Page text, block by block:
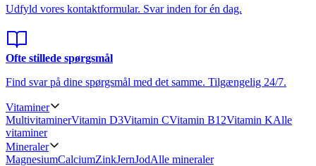
Udfyld vores kontaktformular. Svar inden for én dag.
Ofte stillede spørgsmål
Find svar på dine spørgsmål med det samme. Tilgængelig 24/7.
Vitaminer
MultivitaminerVitamin D3Vitamin CVitamin B12Vitamin KAlle
vitaminer
Mineraler
MagnesiumCalciumZinkJernJodAlle mineraler